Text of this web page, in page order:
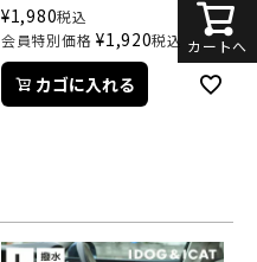
¥1,980税込
会員特別価格 ¥1,920税込
カゴに入れる
カートへ